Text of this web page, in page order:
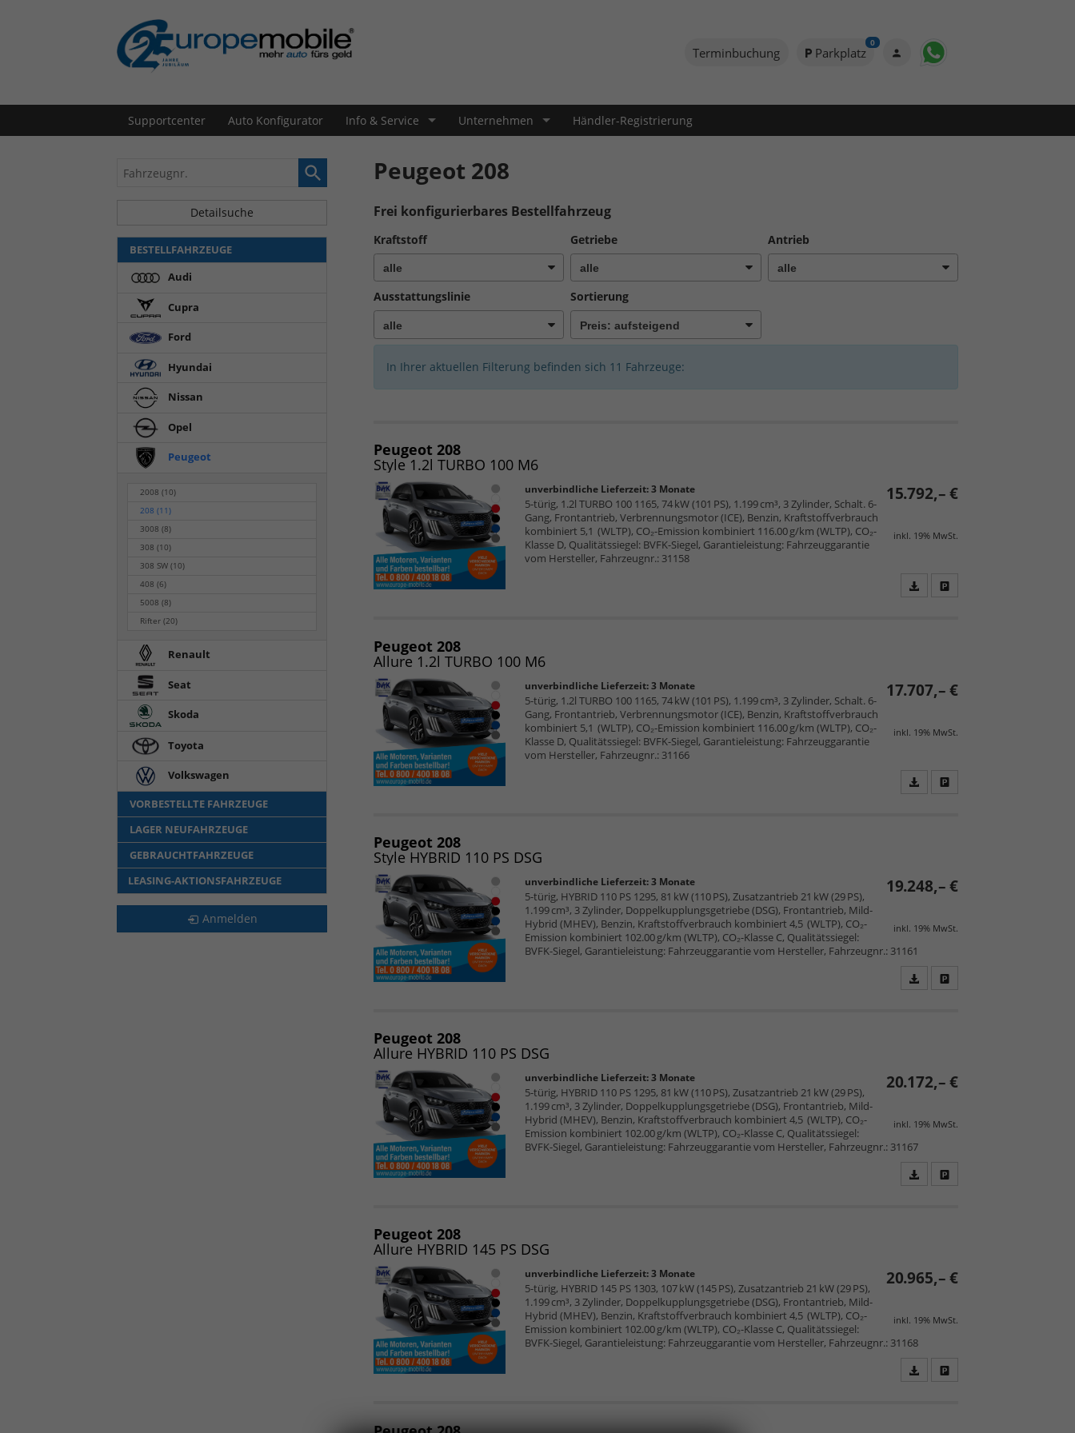
Terminbuchung Parkplatz
0
Supportcenter Auto Konfigurator Info & Service Unternehmen Händler-Registrierung
Peugeot 208
Frei konfigurierbares Bestellfahrzeug
Kraftstoff Getriebe Antrieb
Ausstattungslinie Sortierung
In Ihrer aktuellen Filterung befinden sich 11 Fahrzeuge:
Peugeot 208
Style 1.2l TURBO 100 M6
15.792,– €
inkl. 19% MwSt.
unverbindliche Lieferzeit:3 Monate
5-türig, 1.2l TURBO 100 1165, 74 kW (101 PS), 1.199 cm³, 3 Zylinder, Schalt. 6-
Gang, Frontantrieb, Verbrennungsmotor (ICE), Benzin, Kraftstoffverbrauch
kombiniert 5,1 (WLTP), CO₂-Emission kombiniert 116.00 g/km (WLTP), CO₂-
Klasse D, Qualitätssiegel: BVFK-Siegel, Garantieleistung: Fahrzeuggarantie
vom Hersteller, Fahrzeugnr.: 31158
Peugeot 208
Allure 1.2l TURBO 100 M6
17.707,– €
inkl. 19% MwSt.
unverbindliche Lieferzeit:3 Monate
5-türig, 1.2l TURBO 100 1165, 74 kW (101 PS), 1.199 cm³, 3 Zylinder, Schalt. 6-
Gang, Frontantrieb, Verbrennungsmotor (ICE), Benzin, Kraftstoffverbrauch
kombiniert 5,1 (WLTP), CO₂-Emission kombiniert 116.00 g/km (WLTP), CO₂-
Klasse D, Qualitätssiegel: BVFK-Siegel, Garantieleistung: Fahrzeuggarantie
vom Hersteller, Fahrzeugnr.: 31166
Peugeot 208
Style HYBRID 110 PS DSG
19.248,– €
inkl. 19% MwSt.
unverbindliche Lieferzeit:3 Monate
5-türig, HYBRID 110 PS 1295, 81 kW (110 PS), Zusatzantrieb 21 kW (29 PS),
1.199 cm³, 3 Zylinder, Doppelkupplungsgetriebe (DSG), Frontantrieb, Mild-
Hybrid (MHEV), Benzin, Kraftstoffverbrauch kombiniert 4,5 (WLTP), CO₂-
Emission kombiniert 102.00 g/km (WLTP), CO₂-Klasse C, Qualitätssiegel:
BVFK-Siegel, Garantieleistung: Fahrzeuggarantie vom Hersteller, Fahrzeugnr.: 31161
Peugeot 208
Allure HYBRID 110 PS DSG
20.172,– €
inkl. 19% MwSt.
unverbindliche Lieferzeit:3 Monate
5-türig, HYBRID 110 PS 1295, 81 kW (110 PS), Zusatzantrieb 21 kW (29 PS),
1.199 cm³, 3 Zylinder, Doppelkupplungsgetriebe (DSG), Frontantrieb, Mild-
Hybrid (MHEV), Benzin, Kraftstoffverbrauch kombiniert 4,5 (WLTP), CO₂-
Emission kombiniert 102.00 g/km (WLTP), CO₂-Klasse C, Qualitätssiegel:
BVFK-Siegel, Garantieleistung: Fahrzeuggarantie vom Hersteller, Fahrzeugnr.: 31167
Peugeot 208
Allure HYBRID 145 PS DSG
20.965,– €
inkl. 19% MwSt.
unverbindliche Lieferzeit:3 Monate
5-türig, HYBRID 145 PS 1303, 107 kW (145 PS), Zusatzantrieb 21 kW (29 PS),
1.199 cm³, 3 Zylinder, Doppelkupplungsgetriebe (DSG), Frontantrieb, Mild-
Hybrid (MHEV), Benzin, Kraftstoffverbrauch kombiniert 4,5 (WLTP), CO₂-
Emission kombiniert 102.00 g/km (WLTP), CO₂-Klasse C, Qualitätssiegel:
BVFK-Siegel, Garantieleistung: Fahrzeuggarantie vom Hersteller, Fahrzeugnr.: 31168
Fahrzeugnr.
Detailsuche
BESTELLFAHRZEUGE
Audi
Cupra
Ford
Hyundai
Nissan
Opel
Peugeot
2008(10)
208(11)
3008(8)
308(10)
308 SW(10)
408(6)
5008(8)
Rifter(20)
Renault
Seat
Skoda
Toyota
Volkswagen
VORBESTELLTE FAHRZEUGE
LAGER NEUFAHRZEUGE
GEBRAUCHTFAHRZEUGE
LEASING-AKTIONSFAHRZEUGE
Anmelden